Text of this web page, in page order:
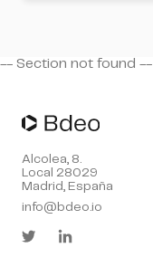
-- Section not found --
Alcolea, 8.
Local 28029
Madrid, España
info@bdeo.io